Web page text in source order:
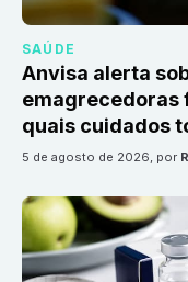
SAÚDE
Anvisa alerta
emagrecedoras
quais cuidados
5 de agosto de 2026, por